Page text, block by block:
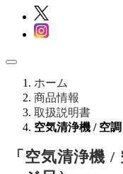
ホーム
商品情報
取扱説明書
空気清浄機 / 空調
「空気清浄機